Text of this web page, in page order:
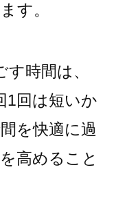
す。
時間は、
1回は短いか
を快適に過
高めること